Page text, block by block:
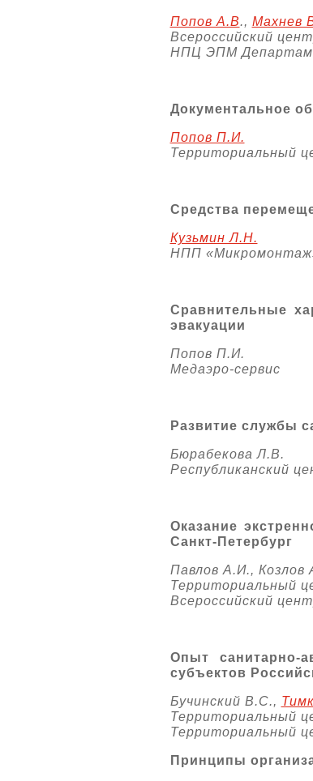
Попов А.В., Махнев
Всероссийский
НПЦ ЭПМ
Документальное
Попов П.И.
Территориальный
Средства
Кузьмин Л.Н.
НПП
Сравнительные
эвакуации
Попов П.И.
Медаэро-сервис
Развитие службы
Бюрабекова Л.В.
Республиканский
Оказание
Санкт-Петербург
Павлов А.И., Козлов
Территориальный
Всероссийский
Опыт санитарно-
субъектов
Бучинский В.С.,
Территориальный
Территориальный
Принципы